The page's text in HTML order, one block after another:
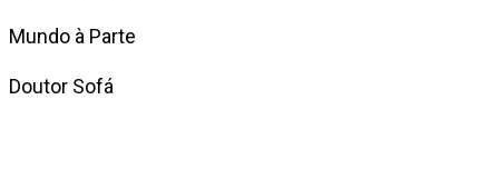
Mundo à Parte
Doutor Sofá